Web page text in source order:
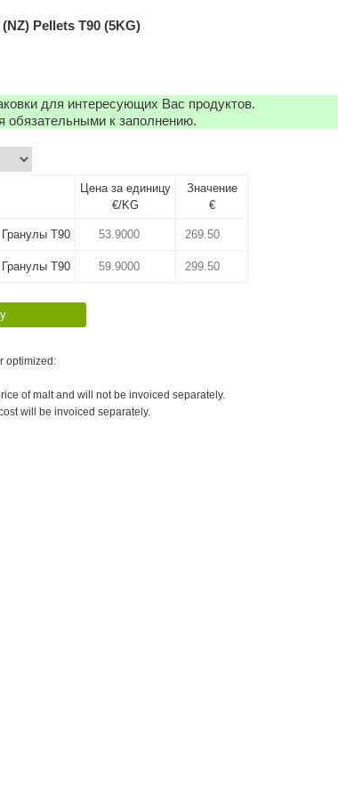
Pellets T90 (5KG)
для интересующих Вас продуктов.
обязательными к заполнению.
Цена за единицу
€/KG
Значение
€
T90
T90
optimized:
of malt and will not be invoiced separately.
will be invoiced separately.